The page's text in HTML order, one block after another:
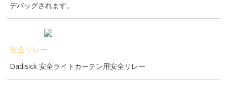
デバッグされます。
安全リレー
Dadisick 安全ライトカーテン用安全リレー